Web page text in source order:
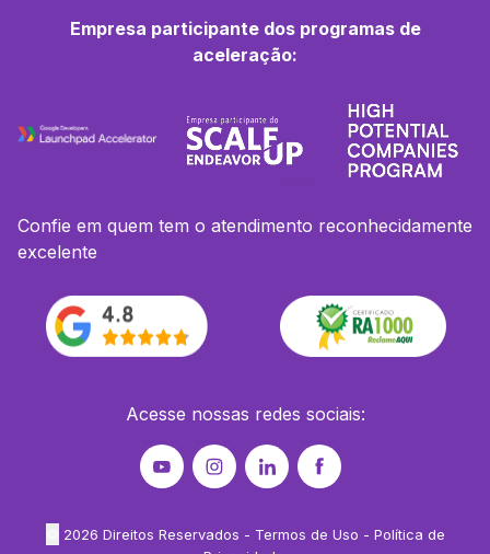
Empresa participante dos programas de
aceleração:
Confie em quem tem o atendimento reconhecidamente
excelente
Acesse nossas redes sociais:
2026 Direitos Reservados - Termos de Uso - Política de